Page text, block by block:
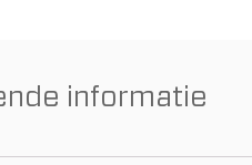
informatie